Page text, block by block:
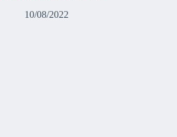
10/08/2022